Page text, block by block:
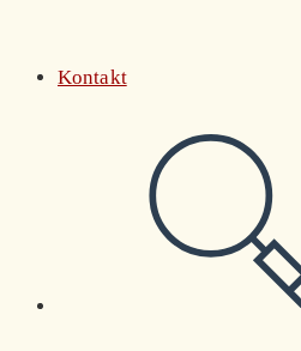
Kontakt